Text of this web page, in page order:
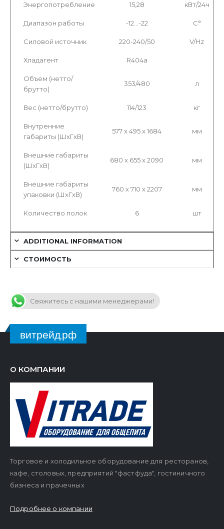
Энергопотребление 15,28 кВт/24ч
Диапазон работы -12…-22 С°
Силовой источник 220-240/50 V/Hz
Хладагент R404a
Объем (нетто/
брутто)
353/480 л
Вес (нетто/брутто) 114/123 кг
Внутренние
габариты (ШxГxВ)
577 x 495 x 1684 мм
Внешние габариты
(ШxГxВ)
680 x 655 x 2090 мм
Внешние габариты
упаковки (ШxГxВ)
760 x 710 x 2207 мм
Количество полок 6 шт
ADDITIONAL INFORMATION
СТОИМОСТЬ
Свяжитесь с нашими менеджерами!
витрейд.рф
О КОМПАНИИ
Торговое и холодильное оборудование для ресторанов,
кафе, столовых, предприятий "фастфуда", гостиничного
бизнеса и прачечных
Подробнее о компании